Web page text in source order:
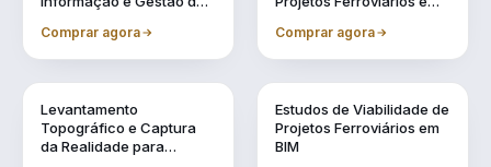
Comprar agora Comprar agora
Levantamento
Topográfico e Captura
da Realidade para
Estudos de Viabilidade de
Projetos Ferroviários em
BIM